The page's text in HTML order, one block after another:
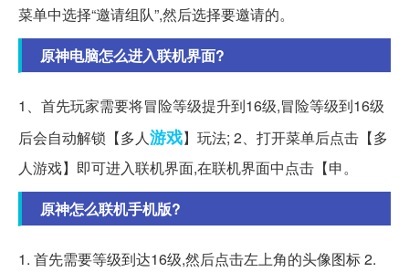
菜单中选择“邀请组队”,然后选择要邀请的。
原神电脑怎么进入联机界面?
1、首先玩家需要将冒险等级提升到16级,冒险等级到16级
后会自动解锁【多人游戏】玩法; 2、打开菜单后点击【多
人游戏】即可进入联机界面,在联机界面中点击【申。
原神怎么联机手机版?
1. 首先需要等级到达16级,然后点击左上角的头像图标 2.